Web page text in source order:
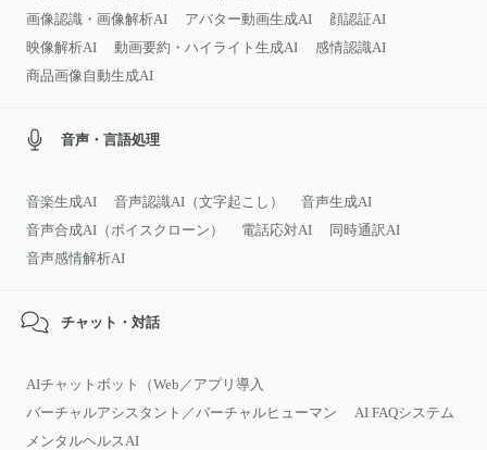
画像認識・画像解析AI
アバター動画生成AI
顔認証AI
映像解析AI
動画要約・ハイライト生成AI
感情認識AI
商品画像自動生成AI
音声・言語処理
音楽生成AI 音声認識AI（文字起こし）
音声生成AI
音声合成AI（ボイスクローン）
電話応対AI
同時通訳AI
音声感情解析AI
チャット・対話
AIチャットボット（Web／アプリ導入
バーチャルアシスタント／バーチャルヒューマン
AI FAQシステム
メンタルヘルスAI